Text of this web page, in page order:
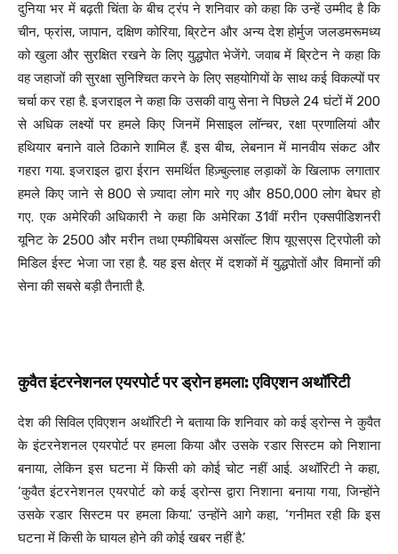
दुनिया भर में बढ़ती चिंता के बीच ट्रंप ने शनिवार को कहा कि उन्हें उम्मीद है कि
चीन, फ्रांस, जापान, दक्षिण कोरिया, ब्रिटेन और अन्य देश होर्मुज जलडमरूमध्य
को खुला और सुरक्षित रखने के लिए युद्धपोत भेजेंगे. जवाब में ब्रिटेन ने कहा कि
वह जहाजों की सुरक्षा सुनिश्चित करने के लिए सहयोगियों के साथ कई विकल्पों पर
चर्चा कर रहा है. इजराइल ने कहा कि उसकी वायु सेना ने पिछले 24 घंटों में 200
से अधिक लक्ष्यों पर हमले किए जिनमें मिसाइल लॉन्चर, रक्षा प्रणालियां और
हथियार बनाने वाले ठिकाने शामिल हैं. इस बीच, लेबनान में मानवीय संकट और
गहरा गया. इजराइल द्वारा ईरान समर्थित हिज़्बुल्लाह लड़ाकों के खिलाफ लगातार
हमले किए जाने से 800 से ज़्यादा लोग मारे गए और 850,000 लोग बेघर हो
गए. एक अमेरिकी अधिकारी ने कहा कि अमेरिका 31वीं मरीन एक्सपीडिशनरी
यूनिट के 2500 और मरीन तथा एम्फीबियस असॉल्ट शिप यूएसएस ट्रिपोली को
मिडिल ईस्ट भेजा जा रहा है. यह इस क्षेत्र में दशकों में युद्धपोतों और विमानों की
सेना की सबसे बड़ी तैनाती है.
कुवैत इंटरनेशनल एयरपोर्ट पर ड्रोन हमला: एविएशन अथॉरिटी
देश की सिविल एविएशन अथॉरिटी ने बताया कि शनिवार को कई ड्रोन्स ने कुवैत
के इंटरनेशनल एयरपोर्ट पर हमला किया और उसके रडार सिस्टम को निशाना
बनाया, लेकिन इस घटना में किसी को कोई चोट नहीं आई. अथॉरिटी ने कहा,
‘कुवैत इंटरनेशनल एयरपोर्ट को कई ड्रोन्स द्वारा निशाना बनाया गया, जिन्होंने
उसके रडार सिस्टम पर हमला किया.’ उन्होंने आगे कहा, ‘गनीमत रही कि इस
घटना में किसी के घायल होने की कोई खबर नहीं है.’